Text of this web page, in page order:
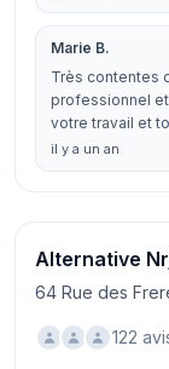
Marie B.
Très contentes
professionnel
votre travail et
il y a un an
Alternative
64 Rue des
122